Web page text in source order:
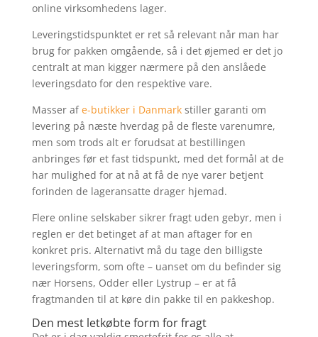
online virksomhedens lager.
Leveringstidspunktet er ret så relevant når man har
brug for pakken omgående, så i det øjemed er det jo
centralt at man kigger nærmere på den anslåede
leveringsdato for den respektive vare.
Masser afe-butikker i Danmarkstiller garanti om
levering på næste hverdag på de fleste varenumre,
men som trods alt er forudsat at bestillingen
anbringes før et fast tidspunkt, med det formål at de
har mulighed for at nå at få de nye varer betjent
forinden de lageransatte drager hjemad.
Flere online selskaber sikrer fragt uden gebyr, men i
reglen er det betinget af at man aftager for en
konkret pris. Alternativt må du tage den billigste
leveringsform, som ofte – uanset om du befinder sig
nær Horsens, Odder eller Lystrup – er at få
fragtmanden til at køre din pakke til en pakkeshop.
Den mest letkøbte form for fragt